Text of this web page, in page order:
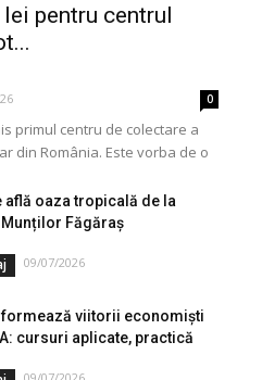
pentru centrul
0
primul centru de colectare a
din România. Este vorba de o
află oaza tropicală de la
Făgăraș
09/07/2026
formează viitorii economiști
cursuri aplicate, practică